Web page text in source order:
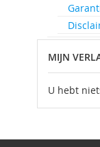
MIJN
U hebt